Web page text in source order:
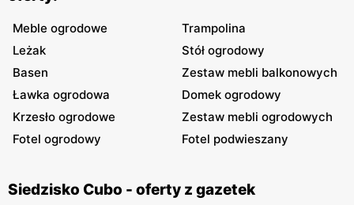
Meble ogrodowe
Trampolina
Leżak
Stół ogrodowy
Basen
Zestaw mebli balkonowych
Ławka ogrodowa
Domek ogrodowy
Krzesło ogrodowe
Zestaw mebli ogrodowych
Fotel ogrodowy
Fotel podwieszany
Siedzisko Cubo - oferty z gazetek